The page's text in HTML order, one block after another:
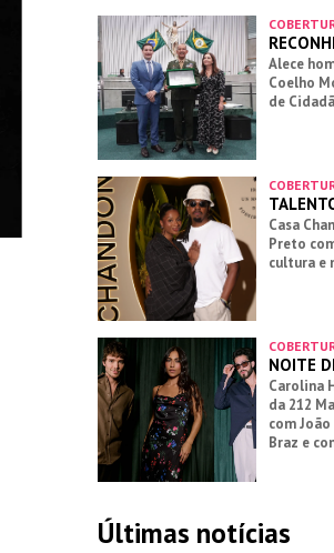
Alece
Coelho
de
Casa
Preto
cultura e
NOITE
Carolina
da 212
com
Braz e
Últimas notícias